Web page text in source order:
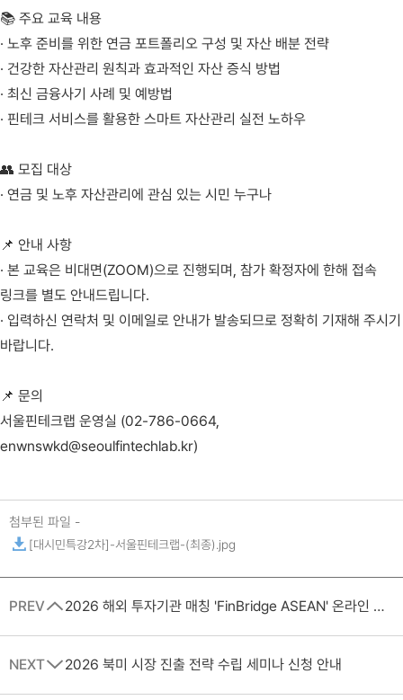
📚 주요 교육 내용
· 노후 준비를 위한 연금 포트폴리오 구성 및 자산 배분 전략
· 건강한 자산관리 원칙과 효과적인 자산 증식 방법
· 최신 금융사기 사례 및 예방법
· 핀테크 서비스를 활용한 스마트 자산관리 실전 노하우
👥 모집 대상
· 연금 및 노후 자산관리에 관심 있는 시민 누구나
📌 안내 사항
· 본 교육은 비대면(ZOOM)으로 진행되며, 참가 확정자에 한해 접속
링크를 별도 안내드립니다.
· 입력하신 연락처 및 이메일로 안내가 발송되므로 정확히 기재해 주시기
바랍니다.
📌 문의
서울핀테크랩 운영실 (02-786-0664,
enwnswkd@seoulfintechlab.kr)
첨부된 파일 -
[대시민특강2차]-서울핀테크랩-(최종).jpg
PREV 2026 해외 투자기관 매칭 'FinBridge ASEAN' 온라인 프로그램 기업 모집 공고
NEXT 2026 북미 시장 진출 전략 수립 세미나 신청 안내